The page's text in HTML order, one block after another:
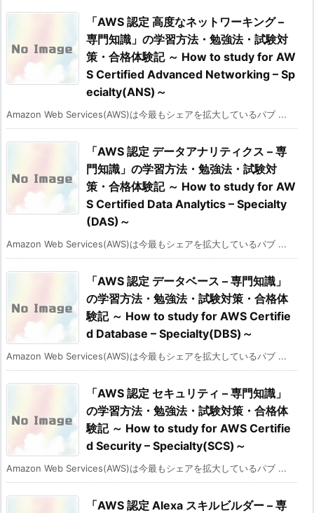
「AWS 認定 高度なネットワーキング –
専門知識」の学習方法・勉強法・試験対
策・合格体験記 ～ How to study for AW
S Certified Advanced Networking – Sp
ecialty(ANS)～
Amazon Web Services(AWS)は今最もシェアを拡大しているパブ ...
「AWS 認定 データアナリティクス – 専
門知識」の学習方法・勉強法・試験対
策・合格体験記 ～ How to study for AW
S Certified Data Analytics – Specialty
(DAS)～
Amazon Web Services(AWS)は今最もシェアを拡大しているパブ ...
「AWS 認定 データベース – 専門知識」
の学習方法・勉強法・試験対策・合格体
験記 ～ How to study for AWS Certifie
d Database – Specialty(DBS)～
Amazon Web Services(AWS)は今最もシェアを拡大しているパブ ...
「AWS 認定 セキュリティ – 専門知識」
の学習方法・勉強法・試験対策・合格体
験記 ～ How to study for AWS Certifie
d Security – Specialty(SCS)～
Amazon Web Services(AWS)は今最もシェアを拡大しているパブ ...
「AWS 認定 Alexa スキルビルダー – 専